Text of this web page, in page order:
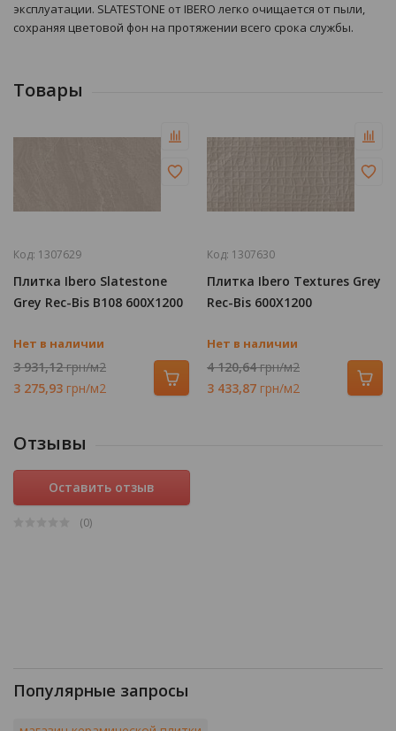
эксплуатации. SLATESTONE от IBERO легко очищается от пыли,
сохраняя цветовой фон на протяжении всего срока службы.
Товары
Код: 1307629
Плитка Ibero Slatestone
Grey Rec-Bis B108 600Х1200
Нет в наличии
3 931,12грн/м2
3 275,93 грн/м2
Код: 1307630
Плитка Ibero Textures Grey
Rec-Bis 600Х1200
Нет в наличии
4 120,64грн/м2
3 433,87 грн/м2
Отзывы
(0)
Оставить отзыв
Популярные запросы